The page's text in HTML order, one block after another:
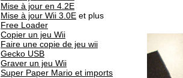
Mise à jour en 4.2E
Mise à jour Wii 3.0E et plus
Free Loader
Copier un jeu Wii
Faire une copie de jeu wii
Gecko USB
Graver un jeu Wii
Super Paper Mario et imports